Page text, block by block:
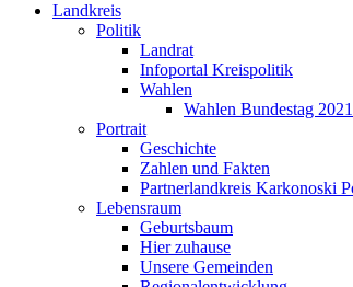
Landkreis
Politik
Landrat
Infoportal Kreispolitik
Wahlen
Wahlen Bundestag 2021
Portrait
Geschichte
Zahlen und Fakten
Partnerlandkreis Karkonoski
Lebensraum
Geburtsbaum
Hier zuhause
Unsere Gemeinden